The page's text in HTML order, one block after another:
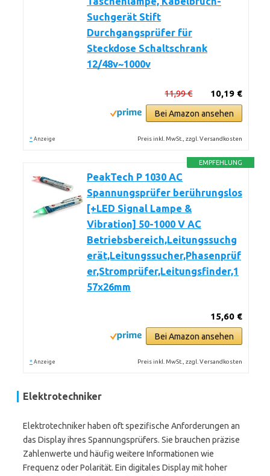
Suchgerät Stift
Durchgangsprüfer für
Steckdose Schaltschrank
12/48v~1000v
10,19 €
11,99 €
Bei Amazon ansehen
* Anzeige Preis inkl. MwSt., zzgl. Versandkosten
EMPFEHLUNG
PeakTech P 1030 AC
Spannungsprüfer berührungslos
[+LED Signal Lampe &
Vibration] 50-1000 V AC
Betriebsbereich,Leitungssuchg
erät,Leitungssucher,Phasenprüf
er,Stromprüfer,Leitungsfinder,1
57x26mm
15,60 €
Bei Amazon ansehen
* Anzeige Preis inkl. MwSt., zzgl. Versandkosten
Elektrotechniker
Elektrotechniker haben oft spezifische Anforderungen an
das Display ihres Spannungsprüfers. Sie brauchen präzise
Zahlenwerte und häufig weitere Informationen wie
Frequenz oder Polarität. Ein digitales Display mit hoher